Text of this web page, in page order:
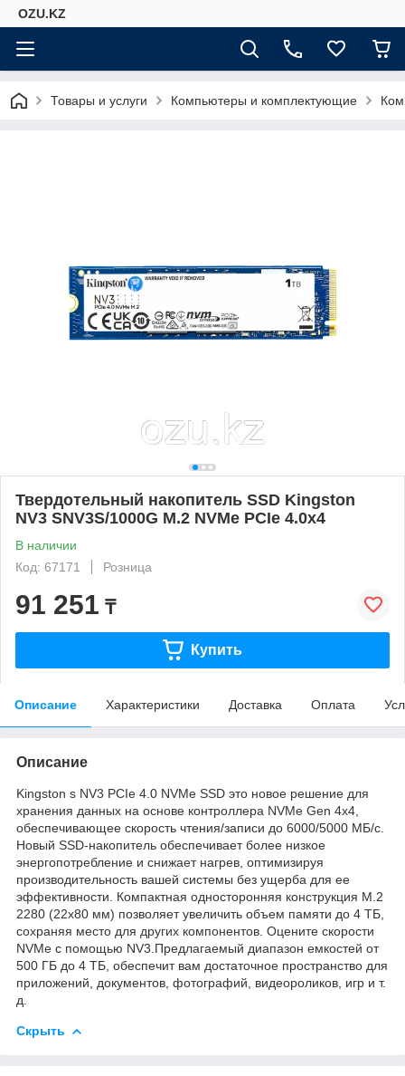
OZU.KZ
Товары и услуги Компьютеры и комплектующие
Твердотельный накопитель SSD Kingston
NV3 SNV3S/1000G M.2 NVMe PCIe 4.0x4
В наличии
Код: 67171
Розница
91 251 ₸
Купить
Описание Характеристики Доставка Оплата
Описание
Kingston s NV3 PCIe 4.0 NVMe SSD это новое решение для
хранения данных на основе контроллера NVMe Gen 4x4,
обеспечивающее скорость чтения/записи до 6000/5000 МБ/с.
Новый SSD-накопитель обеспечивает более низкое
энергопотребление и снижает нагрев, оптимизируя
производительность вашей системы без ущерба для ее
эффективности. Компактная односторонняя конструкция M.2
2280 (22x80 мм) позволяет увеличить объем памяти до 4 ТБ,
сохраняя место для других компонентов. Оцените скорости
NVMe с помощью NV3.Предлагаемый диапазон емкостей от
500 ГБ до 4 ТБ, обеспечит вам достаточное пространство для
приложений, документов, фотографий, видеороликов, игр и т.
д.
Скрыть